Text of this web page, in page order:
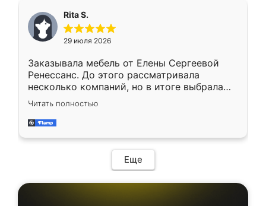
каких-либо доработок. Качеством осталась
довольна, все выглядит так, как и ожидала.
Rita S.
29 июля 2026
Заказывала мебель от Елены Сергеевой
Ренессанс. До этого рассматривала
несколько компаний, но в итоге выбрала
эту. Сначала обговорили условия, потом
приехал замерщик, всё спокойно объяснил
и снял размеры. Изготовили в срок, с
мебель сразу встала на свое место без
каких-либо доработок. Качеством осталась
довольна, все выглядит так, как и ожидала.
Читать полностью
Еще